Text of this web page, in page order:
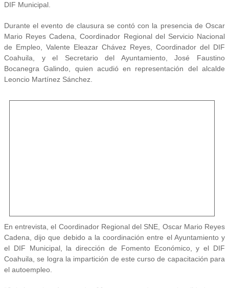
DIF Municipal.
Durante el evento de clausura se contó con la presencia de Oscar
Mario Reyes Cadena, Coordinador Regional del Servicio Nacional
de Empleo, Valente Eleazar Chávez Reyes, Coordinador del DIF
Coahuila, y el Secretario del Ayuntamiento, José Faustino
Bocanegra Galindo, quien acudió en representación del alcalde
Leoncio Martínez Sánchez.
En entrevista, el Coordinador Regional del SNE, Oscar Mario Reyes
Cadena, dijo que debido a la coordinación entre el Ayuntamiento y
el DIF Municipal, la dirección de Fomento Económico, y el DIF
Coahuila, se logra la impartición de este curso de capacitación para
el autoempleo.